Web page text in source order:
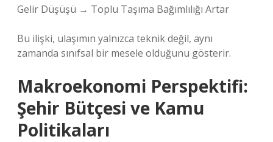
Gelir Düşüşü → Toplu Taşıma Bağımlılığı Artar
Bu ilişki, ulaşımın yalnızca teknik değil, aynı
zamanda sınıfsal bir mesele olduğunu gösterir.
Makroekonomi Perspektifi:
Şehir Bütçesi ve Kamu
Politikaları